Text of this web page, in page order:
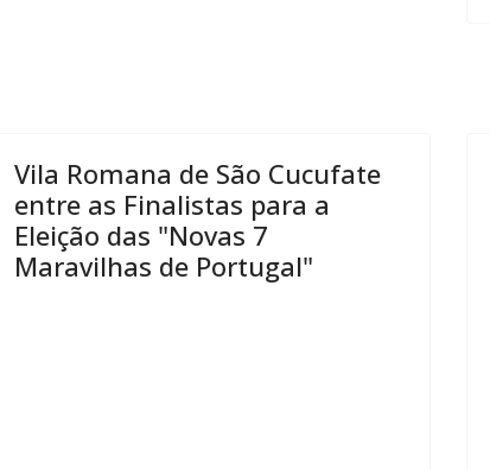
Vila Romana de São Cucufate
entre as Finalistas para a
Eleição das "Novas 7
Maravilhas de Portugal"